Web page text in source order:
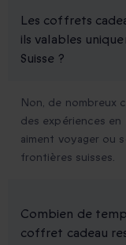
Les coffrets
ils valables
Suisse ?
Non, de nombreux
des expériences en
aiment voyager ou
frontières suisses.
Combien de
coffret cadeau